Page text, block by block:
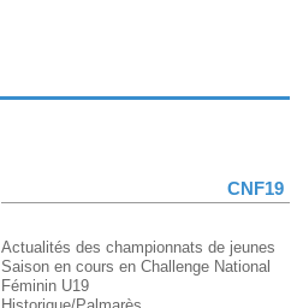
CNF19
Actualités des championnats de jeunes
Saison en cours en Challenge National
Féminin U19